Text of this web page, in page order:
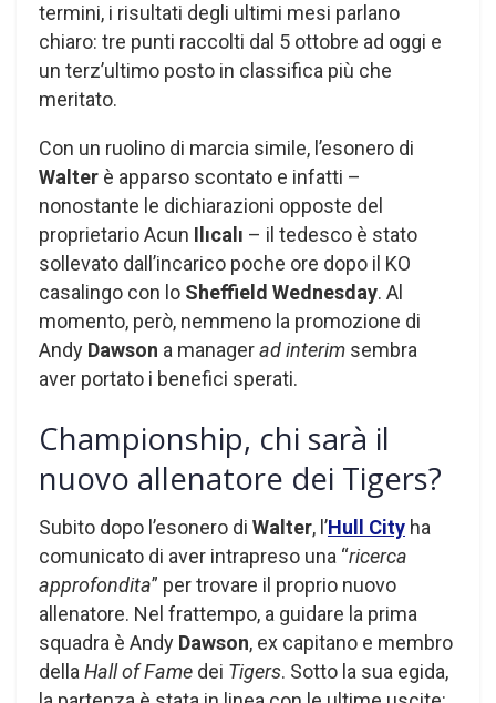
termini, i risultati degli ultimi mesi parlano
chiaro: tre punti raccolti dal 5 ottobre ad oggi e
un terz’ultimo posto in classifica più che
meritato.
Con un ruolino di marcia simile, l’esonero di
Walter è apparso scontato e infatti –
nonostante le dichiarazioni opposte del
proprietario Acun Ilıcalı – il tedesco è stato
sollevato dall’incarico poche ore dopo il KO
casalingo con lo Sheffield Wednesday. Al
momento, però, nemmeno la promozione di
Andy Dawson a managerad interim sembra
aver portato i benefici sperati.
Championship, chi sarà il
nuovo allenatore dei Tigers?
Subito dopo l’esonero di Walter, l’Hull City ha
comunicato di aver intrapreso una “ricerca
approfondita” per trovare il proprio nuovo
allenatore. Nel frattempo, a guidare la prima
squadra è Andy Dawson, ex capitano e membro
dellaHall of Fame dei Tigers. Sotto la sua egida,